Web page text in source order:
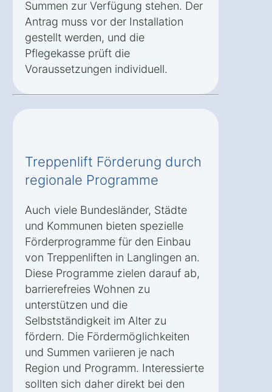
Summen zur Verfügung stehen. Der
Antrag muss vor der Installation
gestellt werden, und die
Pflegekasse prüft die
Voraussetzungen individuell.
Treppenlift Förderung durch
regionale Programme
Auch viele Bundesländer, Städte
und Kommunen bieten spezielle
Förderprogramme für den Einbau
von Treppenliften in Langlingen an.
Diese Programme zielen darauf ab,
barrierefreies Wohnen zu
unterstützen und die
Selbstständigkeit im Alter zu
fördern. Die Fördermöglichkeiten
und Summen variieren je nach
Region und Programm. Interessierte
sollten sich daher direkt bei den